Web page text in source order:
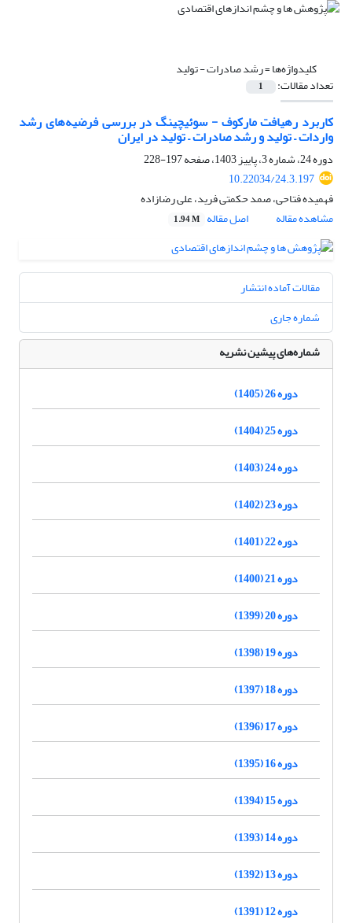
کلیدواژه‌ها =رشد صادرات - تولید
تعداد مقالات: 1
کاربرد رهیافت مارکوف - سوئیچینگ در بررسی فرضیه‌های رشد
واردات – تولید و رشد صادرات – تولید در ایران
دوره 24، شماره 3، پاییز 1403، صفحه
197-228
10.22034/24.3.197
فهمیده فتاحی، صمد حکمتی فرید، علی رضازاده
مشاهده مقاله
اصل مقاله 1.94 M
مقالات آماده انتشار
شماره جاری
شماره‌های پیشین نشریه
دوره 26 (1405)
دوره 25 (1404)
دوره 24 (1403)
دوره 23 (1402)
دوره 22 (1401)
دوره 21 (1400)
دوره 20 (1399)
دوره 19 (1398)
دوره 18 (1397)
دوره 17 (1396)
دوره 16 (1395)
دوره 15 (1394)
دوره 14 (1393)
دوره 13 (1392)
دوره 12 (1391)